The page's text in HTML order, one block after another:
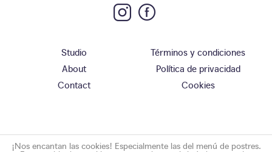
Studio
About
Contact
Términos y condiciones
Política de privacidad
Cookies
¡Nos encantan las cookies! Especialmente las del menú de postres.